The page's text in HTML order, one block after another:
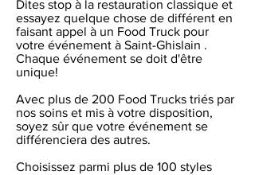
Dites stop à la restauration classique et
essayez quelque chose de différent en
faisant appel à un Food Truck pour
votre événement à Saint-Ghislain .
Chaque événement se doit d'être
unique!
Avec plus de 200 Food Trucks triés par
nos soins et mis à votre disposition,
soyez sûr que votre événement se
différenciera des autres.
Choisissez parmi plus de 100 styles